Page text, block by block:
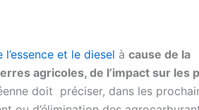
et le diesel à cause de la
agricoles, de l’impact sur les
doit préciser, dans les